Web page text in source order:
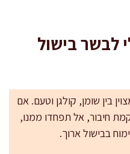
לבשר בישול
בין שומן, קולגן וטעם. אם
חיבור, אל תפחדו ממנו,
בבישול ארוך.